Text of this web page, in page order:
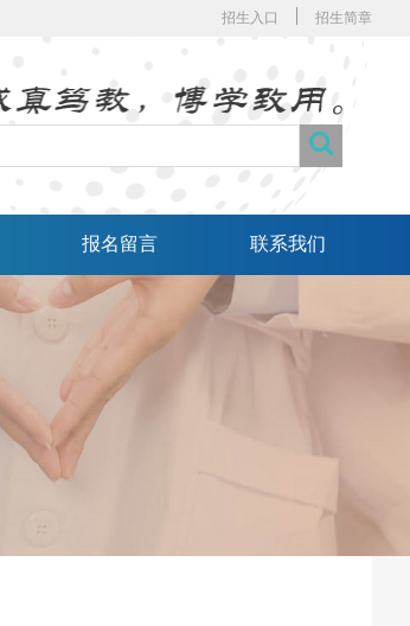
招生入口 招生简章
报名留言 联系我们